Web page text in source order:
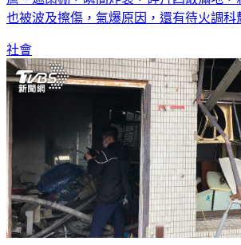
也被波及擦傷，氣爆原因，還有待火調科
社會